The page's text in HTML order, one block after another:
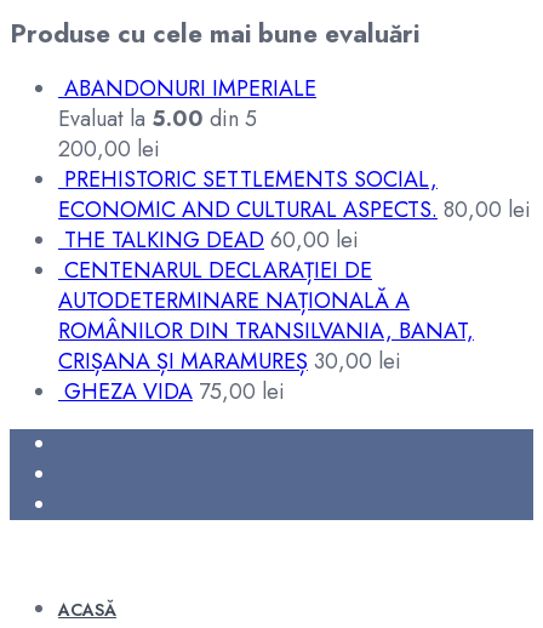
Produse cu cele mai bune evaluări
ABANDONURI IMPERIALE
Evaluat la 5.00 din 5
200,00 lei
PREHISTORIC SETTLEMENTS SOCIAL,
ECONOMIC AND CULTURAL ASPECTS. 80,00 lei
THE TALKING DEAD60,00 lei
CENTENARUL DECLARAȚIEI DE
AUTODETERMINARE NAȚIONALĂ A
ROMÂNILOR DIN TRANSILVANIA, BANAT,
CRIȘANA ȘI MARAMUREȘ 30,00 lei
GHEZA VIDA 75,00 lei
ACASĂ